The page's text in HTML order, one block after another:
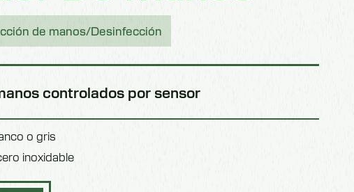
de manos/Desinfección
controlados por sensor
o gris
inoxidable